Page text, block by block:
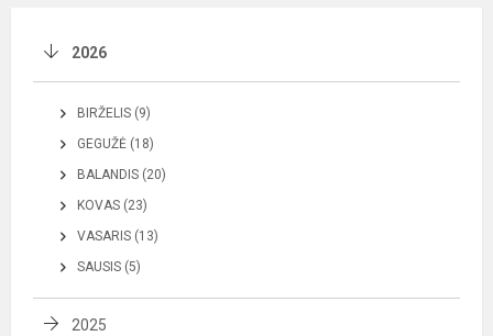
2026
BIRŽELIS (9)
GEGUŽĖ (18)
BALANDIS (20)
KOVAS (23)
VASARIS (13)
SAUSIS (5)
2025